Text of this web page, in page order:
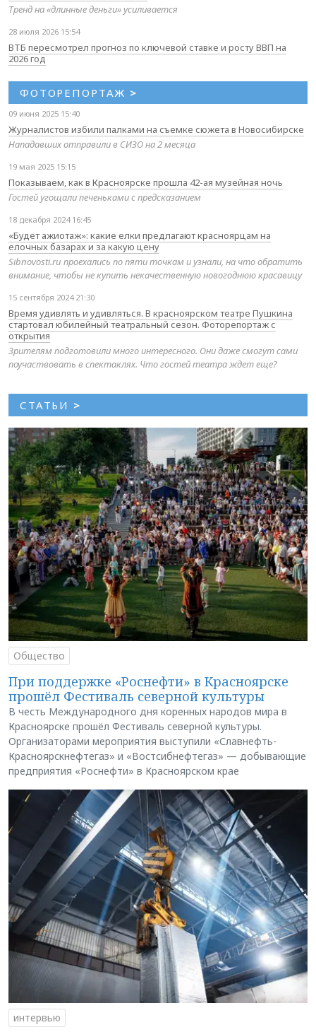
Тренд на «длинные деньги» усиливается
28 июля 2026 15:54
ВТБ пересмотрел прогноз по ключевой ставке и росту ВВП на
2026 год
ФОТОРЕПОРТАЖ >
09 июня 2025 15:40
Журналистов избили палками на съемке сюжета в Новосибирске
Нападавших отправили в СИЗО на 2 месяца
19 мая 2025 15:15
Показываем, как в Красноярске прошла 42-ая музейная ночь
Гостей угощали печеньками с предсказанием
18 декабря 2024 16:45
«Будет ажиотаж»: какие елки предлагают красноярцам на
елочных базарах и за какую цену
Sibnovosti.ru проехались по пяти точкам и узнали, на что обратить
внимание, чтобы не купить некачественную новогоднюю красавицу
15 сентября 2024 21:30
Время удивлять и удивляться. В красноярском театре Пушкина
стартовал юбилейный театральный сезон. Фоторепортаж с
открытия
Зрителям подготовили много интересного. Они даже смогут сами
поучаствовать в спектаклях. Что гостей театра ждет еще?
СТАТЬИ >
Общество
При поддержке «Роснефти» в Красноярске
прошёл Фестиваль северной культуры
В честь Международного дня коренных народов мира в
Красноярске прошёл Фестиваль северной культуры.
Организаторами мероприятия выступили «Славнефть-
Красноярскнефтегаз» и «Востсибнефтегаз» — добывающие
предприятия «Роснефти» в Красноярском крае
интервью